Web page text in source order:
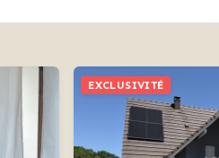
EXCLUSIVITÉ